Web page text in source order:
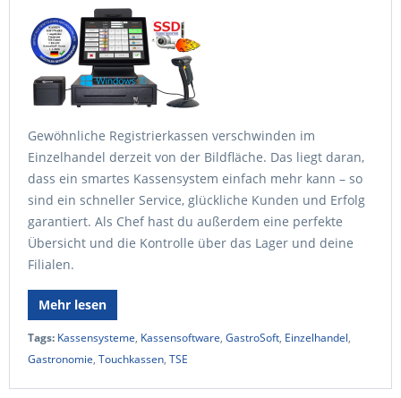
Gewöhnliche Registrierkassen verschwinden im
Einzelhandel derzeit von der Bildfläche. Das liegt daran,
dass ein smartes Kassensystem einfach mehr kann – so
sind ein schneller Service, glückliche Kunden und Erfolg
garantiert. Als Chef hast du außerdem eine perfekte
Übersicht und die Kontrolle über das Lager und deine
Filialen.
Mehr lesen
Tags: Kassensysteme, Kassensoftware, GastroSoft, Einzelhandel,
Gastronomie, Touchkassen, TSE